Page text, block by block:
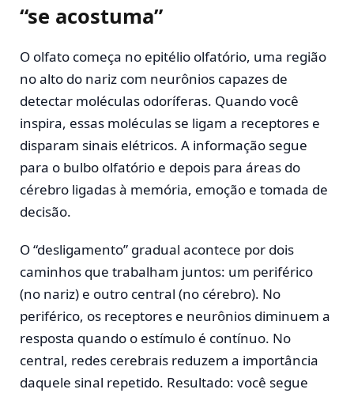
“se acostuma”
O olfato começa no epitélio olfatório, uma região
no alto do nariz com neurônios capazes de
detectar moléculas odoríferas. Quando você
inspira, essas moléculas se ligam a receptores e
disparam sinais elétricos. A informação segue
para o bulbo olfatório e depois para áreas do
cérebro ligadas à memória, emoção e tomada de
decisão.
O “desligamento” gradual acontece por dois
caminhos que trabalham juntos: um periférico
(no nariz) e outro central (no cérebro). No
periférico, os receptores e neurônios diminuem a
resposta quando o estímulo é contínuo. No
central, redes cerebrais reduzem a importância
daquele sinal repetido. Resultado: você segue